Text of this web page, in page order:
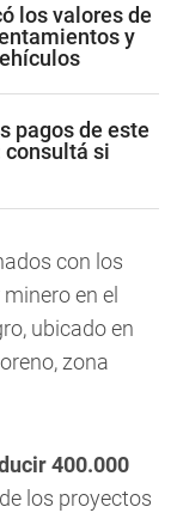
los valores de
y
pagos de este
consultá si
con los
en el
ubicado en
zona
400.000
los proyectos